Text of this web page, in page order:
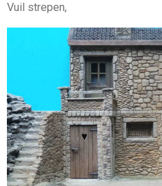
Vuil strepen,